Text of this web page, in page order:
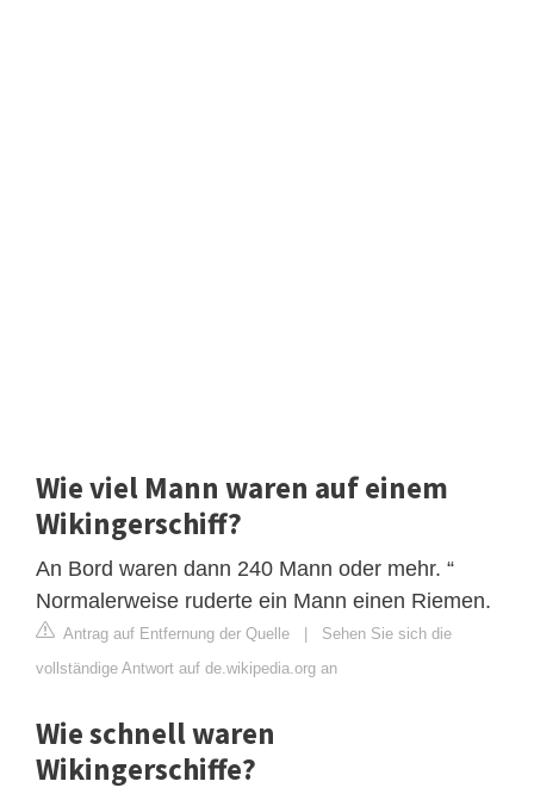
Wie viel Mann waren auf einem
Wikingerschiff?
An Bord waren dann 240 Mann oder mehr. “
Normalerweise ruderte ein Mann einen Riemen.
Antrag auf Entfernung der Quelle | Sehen Sie sich die
vollständige Antwort auf de.wikipedia.org an
Wie schnell waren
Wikingerschiffe?